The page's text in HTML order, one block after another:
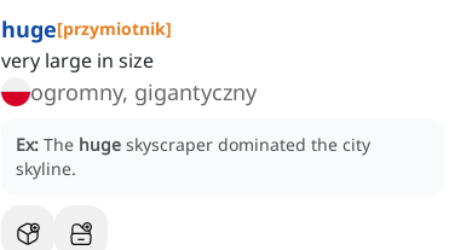
huge[przymiotnik]
very large in size
ogromny, gigantyczny
Ex: The huge skyscraper dominated the city
skyline.